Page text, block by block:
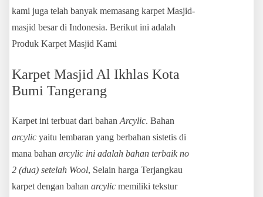
kami juga telah banyak memasang karpet Masjid-
masjid besar di Indonesia. Berikut ini adalah
Produk Karpet Masjid Kami
Karpet Masjid Al Ikhlas Kota
Bumi Tangerang
Karpet ini terbuat dari bahan Arcylic. Bahan
arcylic yaitu lembaran yang berbahan sistetis di
mana bahan arcylic ini adalah bahan terbaik no
2 (dua) setelah Wool, Selain harga Terjangkau
karpet dengan bahan arcylic memiliki tekstur